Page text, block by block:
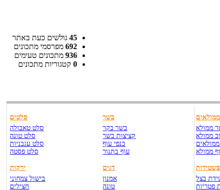
45 גולשים כעת באתר
692 מפרסמי מתכונים
936 מתכונים טעימים
0 קטגוריות מתכונים
סלטים
סלט טאבולה
סלט טונה
סלט עגבניות
סלט פסטה
ירקות
בישול צמחוני
חצילים
בשר
בשר בקר
קציצות בשר
כנפי עוף
עוף בתנור
דגים
אמנון
טונה
ממולאים
ממולא
ממולא
ממולא
בצל
פטריות